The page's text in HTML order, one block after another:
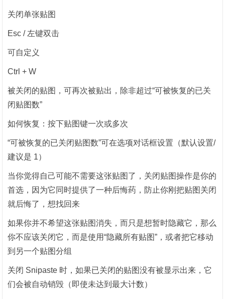
关闭单张贴图
Esc / 左键双击
可自定义
Ctrl + W
被关闭的贴图，可再次被贴出，除非超过“可被恢复的已关
闭贴图数”
如何恢复：按下贴图键一次或多次
“可被恢复的已关闭贴图数”可在选项对话框设置（默认设置/
建议是 1）
当你觉得自己可能不需要这张贴图了，关闭贴图操作是你的
首选，因为它同时提供了一种后悔药，防止你刚把贴图关闭
就后悔了，想找回来
如果你并不希望这张贴图消失，而只是想暂时隐藏它，那么
你不应该关闭它，而是使用“隐藏所有贴图”，或者把它移动
到另一个贴图分组
关闭 Snipaste 时，如果已关闭的贴图没有被显示出来，它
们会被自动销毁（即使未达到最大计数）